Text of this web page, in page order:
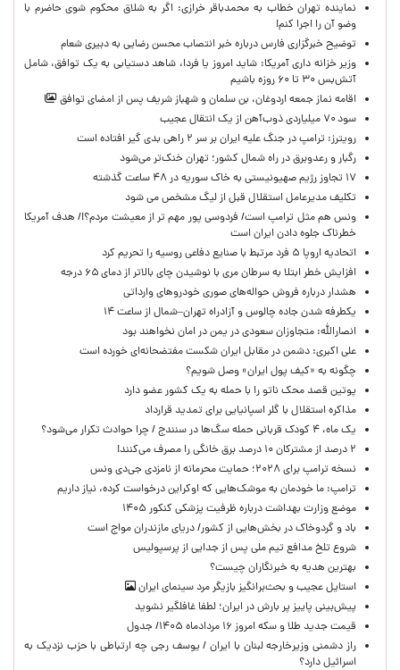
نماینده تهران خطاب به محمدباقر خرازی: اگر به شلاق محکوم شوی حاضرم با
وضو آن را اجرا کنم!
توضیح خبرگزاری فارس درباره خبر انتصاب محسن رضایی به دبیری شعام
وزیر خزانه داری آمریکا: شاید امروز یا فردا، شاهد دستیابی به یک توافق، شامل
آتش‌بس ۳۰ تا ۶۰ روزه باشیم
اقامه نماز جمعه اردوغان، بن ‌سلمان و شهباز شریف پس از امضای توافق
سود ۷۰ میلیاردی ذوب‌آهن از یک انتقال عجیب
رویترز: ترامپ در جنگ علیه ایران بر سر ۲ راهی بدی گیر افتاده است
رگبار و رعدوبرق در راه شمال کشور؛ تهران خنک‌تر می‌شود
۱۷ تجاوز رژیم صهیونیستی به خاک سوریه در ۴۸ ساعت گذشته
تکلیف مدیرعامل استقلال قبل از لیگ مشخص می شود
ونس هم مثل ترامپ است/ فردوسی پور مهم تر از معیشت مردم؟!/ هدف آمریکا
خطرناک جلوه دادن ایران است
اتحادیه اروپا ۵ فرد مرتبط با صنایع دفاعی روسیه را تحریم کرد
افزایش خطر ابتلا به سرطان مری با نوشیدن چای بالاتر از دمای ۶۵ درجه
هشدار درباره فروش حواله‌های صوری خودروهای وارداتی
یکطرفه شدن جاده چالوس و آزادراه تهران–شمال از ساعت ۱۴
انصارالله: متجاوزان سعودی در یمن در امان نخواهند بود
علی اکبری: دشمن در مقابل ایران شکست مفتضحانه‌ای خورده است
چگونه به «کیف پول ایران» وصل شویم؟
پوتین قصد محک ناتو را با حمله به یک کشور عضو دارد
مذاکره استقلال با گلر اسپانیایی برای تمدید قرارداد
یک ماه، ۴ کودک قربانی حمله سگ‌ها در سنندج / چرا حوادث تکرار می‌شود؟
۲ درصد از مشترکان ۱۰ درصد برق خانگی را مصرف می‌کنند!
نسخه ترامپ برای ۲۰۲۸؛ حمایت محرمانه از نامزدی جی‌دی ونس
ترامپ: ما خودمان به موشک‌هایی که اوکراین درخواست کرده، نیاز داریم
موضع وزارت بهداشت درباره ظرفیت پزشکی کنکور ۱۴۰۵
باد و گردوخاک در بخش‌هایی از کشور/ دریای مازندران مواج است
شروع تلخ مدافع تیم ملی پس از جدایی از پرسپولیس
بهترین هدیه به خبرنگاران چیست؟
استایل عجیب و بحث‌برانگیز بازیگر مرد سینمای ایران
پیش‌بینی پاییز پر بارش در ایران؛ لطفا غافلگیر نشوید
قیمت جدید طلا و سکه امروز ۱۶ مردادماه ۱۴۰۵/ جدول
راز دشمنی وزیرخارجه لبنان با ایران / یوسف رجی چه ارتباطی با حزب نزدیک به
اسرائیل دارد؟